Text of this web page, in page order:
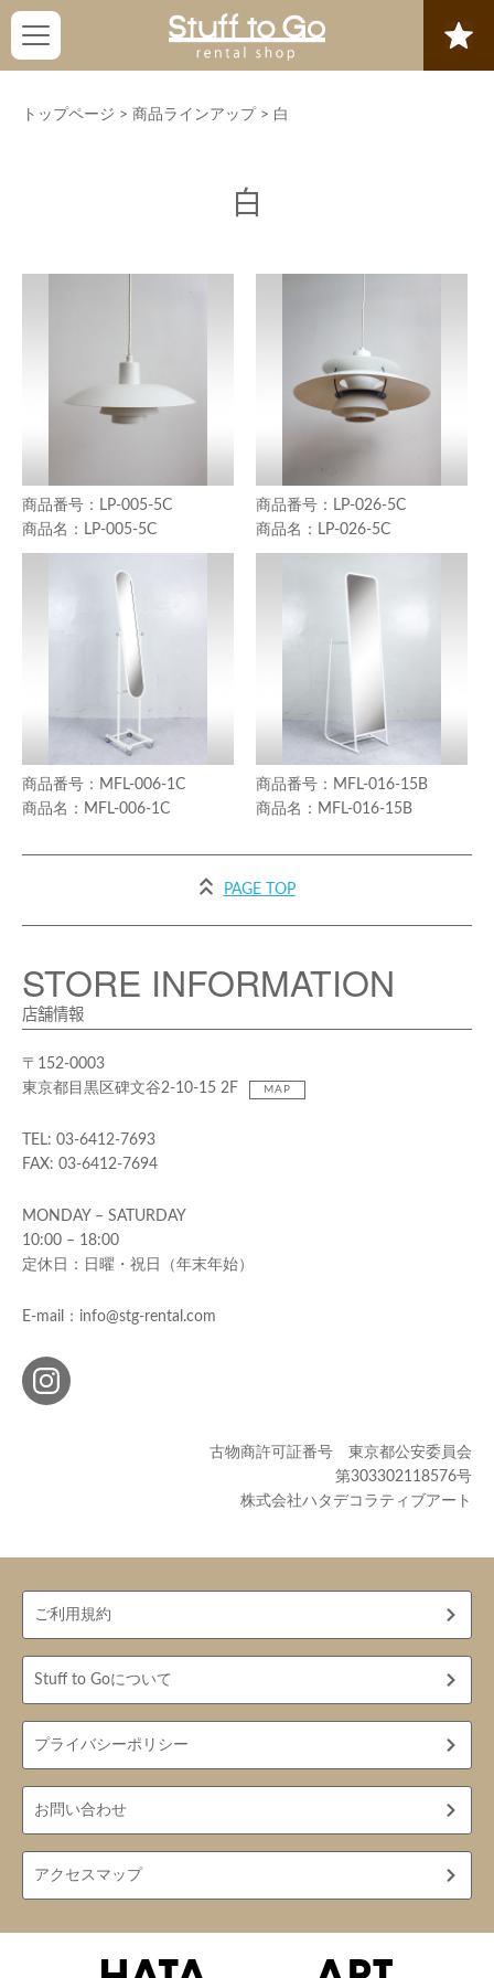
トップページ > 商品ラインアップ > 白
白
LP-005-5C
LP-005-5C
LP-026-5C
LP-026-5C
MFL-006-1C
MFL-006-1C
MFL-016-15B
MFL-016-15B
PAGE TOP
STORE INFORMATION
店舗情報
〒152-0003
東京都目黒区碑文谷2-10-15 2F
MAP
TEL: 03-6412-7693
FAX: 03-6412-7694
MONDAY – SATURDAY
10:00 – 18:00
定休日：日曜・祝日（年末年始）
E-mail：info@stg-rental.com
古物商許可証番号 東京都公安委員会
第303302118576号
株式会社ハタデコラティブアート
ご利用規約
Stuff to Goについて
プライバシーポリシー
お問い合わせ
アクセスマップ